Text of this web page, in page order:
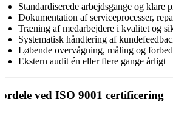
Standardiserede arbejdsgange og klare
Dokumentation af serviceprocesser,
Træning af medarbejdere i kvalitet og
Systematisk håndtering af
Løbende overvågning, måling og
Ekstern audit én eller flere gange årligt
ved ISO 9001 certificering